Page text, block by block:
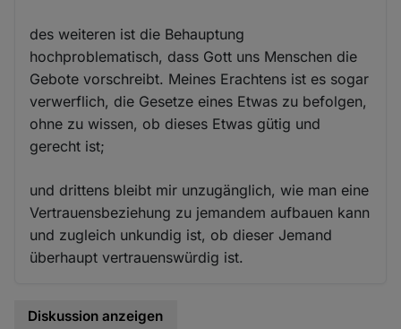
des weiteren ist die Behauptung
hochproblematisch, dass Gott uns Menschen die
Gebote vorschreibt. Meines Erachtens ist es sogar
verwerflich, die Gesetze eines Etwas zu befolgen,
ohne zu wissen, ob dieses Etwas gütig und
gerecht ist;
und drittens bleibt mir unzugänglich, wie man eine
Vertrauensbeziehung zu jemandem aufbauen kann
und zugleich unkundig ist, ob dieser Jemand
überhaupt vertrauenswürdig ist.
Diskussion anzeigen